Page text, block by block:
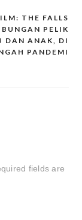
THE FALLS
PELIK
DAN ANAK, DI
PANDEMI
fields are